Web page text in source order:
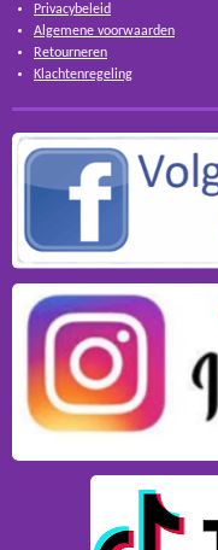
Privacybeleid
Algemene voorwaarden
Retourneren
Klachtenregeling